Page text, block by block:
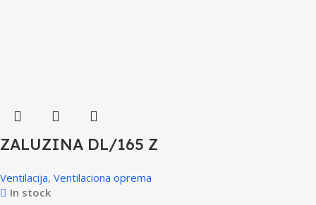
ZALUZINA DL/165 Z
Ventilacija, Ventilaciona oprema
In stock